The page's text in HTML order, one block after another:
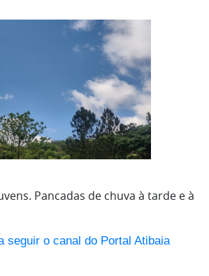
Pancadas de chuva à tarde e à
seguir o canal do Portal Atibaia